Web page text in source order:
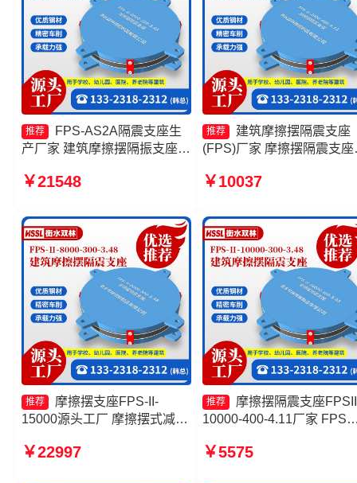
推荐
FPS-AS2A隔震支座生
产厂家 建筑摩擦摆隔振支座厂
4000-400-4.11源头工厂 建筑
￥21548
推荐
建筑摩擦摆隔震支座
(FPS)厂家 摩擦摆隔震支座
家 建筑隔震摩擦摆支座生
￥10037
推荐
摩擦摆支座FPS-II-
15000源头工厂 摩擦摆式减震
FPSII-3000-300-3.48生产厂
￥22997
推荐
摩擦摆隔震支座
10000-400-4.11厂家 FPS
3000-350-3.81生产厂家 摩
￥5575